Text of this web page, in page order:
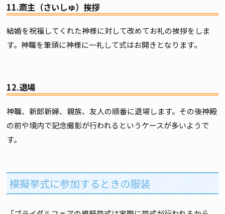
11.斎主（さいしゅ）挨拶
結婚を祝福してくれた神様に対して改めてお礼の挨拶をしま
す。神職を筆頭に神様に一礼して式はお開きとなります。
12.退場
神職、新郎新婦、親族、友人の順番に退場します。その後神殿
の前や境内で記念撮影が行われるというケースが多いようで
す。
模擬挙式に参加するときの服装